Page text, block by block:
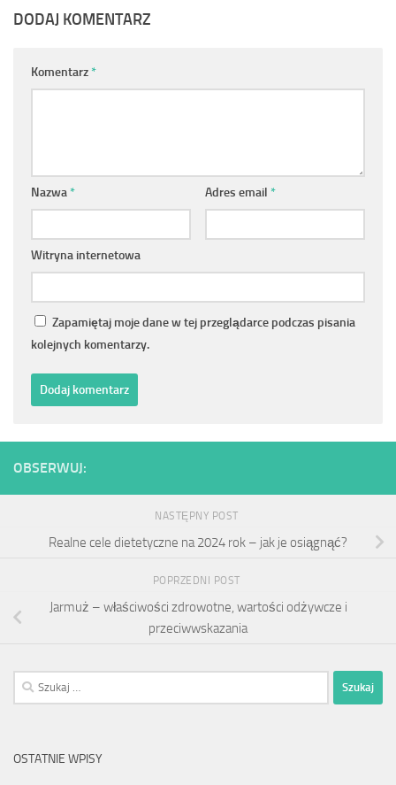
DODAJ KOMENTARZ
Komentarz*
Nazwa* Adres email *
Witryna internetowa
Zapamiętaj moje dane w tej przeglądarce podczas pisania
kolejnych komentarzy.
OBSERWUJ:
NASTĘPNY POST
Realne cele dietetyczne na 2024 rok – jak je osiągnąć?
POPRZEDNI POST
Jarmuż – właściwości zdrowotne, wartości odżywcze i
przeciwwskazania
Szukaj:
OSTATNIE WPISY